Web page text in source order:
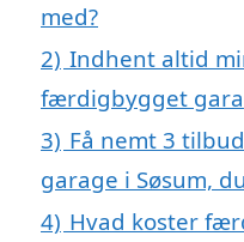
med?
2) Indhent altid
færdigbygget
3) Få nemt 3
garage i Søsum,
4) Hvad koster